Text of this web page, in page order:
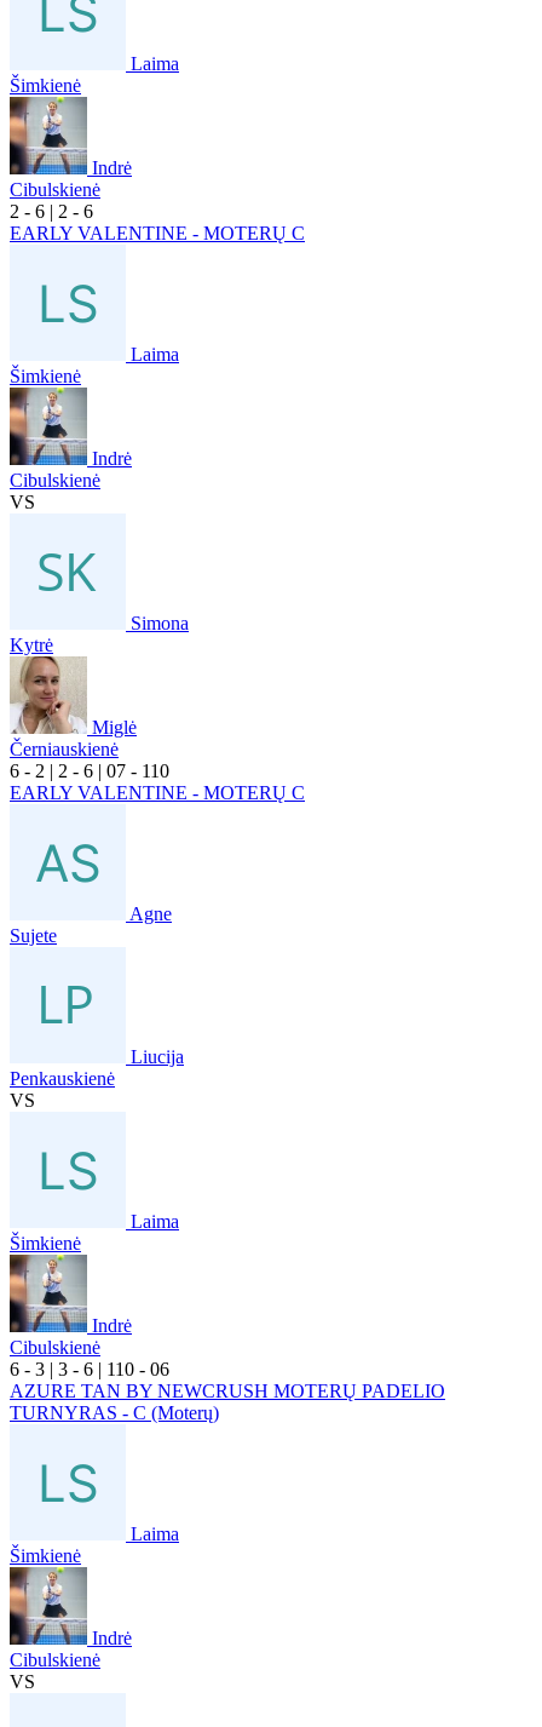
Laima
Šimkienė
Indrė
Cibulskienė
2 - 6 | 2 - 6
EARLY VALENTINE - MOTERŲ C
Laima
Šimkienė
Indrė
Cibulskienė
VS
Simona
Kytrė
Miglė
Černiauskienė
6 - 2 | 2 - 6 | 07 - 110
EARLY VALENTINE - MOTERŲ C
Agne
Sujete
Liucija
Penkauskienė
VS
Laima
Šimkienė
Indrė
Cibulskienė
6 - 3 | 3 - 6 | 110 - 06
AZURE TAN BY NEWCRUSH MOTERŲ PADELIO
TURNYRAS - C (Moterų)
Laima
Šimkienė
Indrė
Cibulskienė
VS